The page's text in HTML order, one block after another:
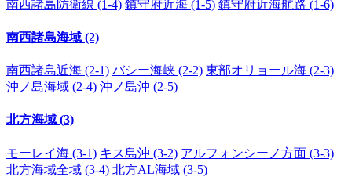
南西諸島防衛線 (1-4) 鎮守府近海 (1-5) 鎮守府近海航路 (1-6)
南西諸島海域 (2)
南西諸島近海 (2-1) バシー海峡 (2-2) 東部オリョール海 (2-3)
沖ノ島海域 (2-4) 沖ノ島沖 (2-5)
北方海域 (3)
モーレイ海 (3-1) キス島沖 (3-2) アルフォンシーノ方面 (3-3)
北方海域全域 (3-4) 北方AL海域 (3-5)